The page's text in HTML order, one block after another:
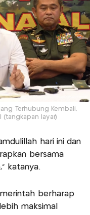
Terhubung Kembali,
(tangkapan layar)
hari ini dan
bersama
katanya.
berharap
maksimal